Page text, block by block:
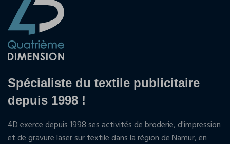
Spécialiste du textile publicitaire
depuis 1998 !
4D exerce depuis 1998 ses activités de broderie, d'impression
et de gravure laser sur textile dans la région de Namur, en